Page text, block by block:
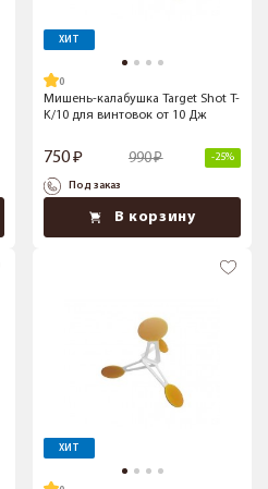
ХИТ
Мишень-калабушка Target Shot T-
K/10 для винтовок от 10 Дж
750 990 -25%
Под заказ
В корзину
ХИТ